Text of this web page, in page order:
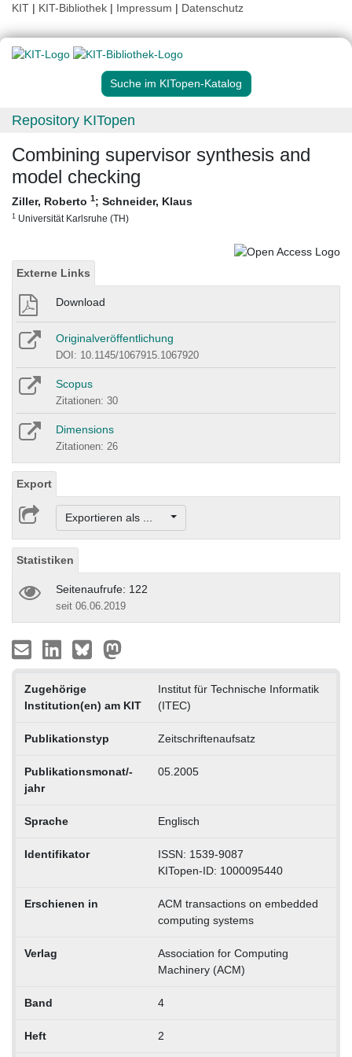
KIT | KIT-Bibliothek | Impressum | Datenschutz
Suche im KITopen-Katalog
Repository KITopen
Combining supervisor synthesis and
model checking
Ziller, Roberto 1; Schneider, Klaus
1 Universität Karlsruhe (TH)
Externe Links
Download
Originalveröffentlichung
DOI: 10.1145/1067915.1067920
Scopus
Zitationen: 30
Dimensions
Zitationen: 26
Export
Exportieren als ...
Statistiken
Seitenaufrufe: 122
seit 06.06.2019
Zugehörige
Institution(en) am KIT
Institut für Technische Informatik
(ITEC)
Publikationstyp Zeitschriftenaufsatz
Publikationsmonat/-
jahr
05.2005
Sprache Englisch
Identifikator
ISSN: 1539-9087
KITopen-ID: 1000095440
Erschienen in
ACM transactions on embedded
computing systems
Verlag
Association for Computing
Machinery (ACM)
Band 4
Heft 2